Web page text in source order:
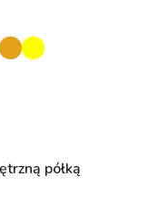
półką